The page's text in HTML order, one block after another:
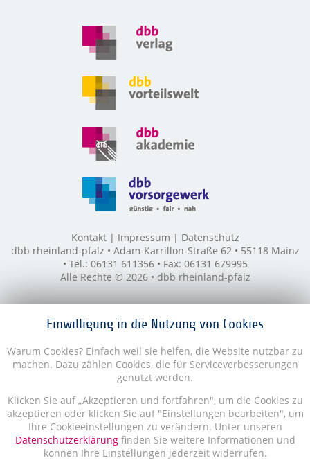
Einwilligung in die Nutzung von Cookies
Warum Cookies? Einfach weil sie helfen, die Website nutzbar zu
machen. Dazu zählen Cookies, die für Serviceverbesserungen
genutzt werden.
Klicken Sie auf „Akzeptieren und fortfahren", um die Cookies zu
akzeptieren oder klicken Sie auf "Einstellungen bearbeiten", um
Ihre Cookieeinstellungen zu verändern. Unter unseren
Datenschutzerklärungfinden Sie weitere Informationen und
können Ihre Einstellungen jederzeit widerrufen.
Kontakt Impressum
Datenschutz
dbb rheinland-pfalz • Adam-Karrillon-Straße 62 • 55118 Mainz
• Tel.: 06131 611356 • Fax: 06131 679995
Alle Rechte © 2026 • dbb rheinland-pfalz